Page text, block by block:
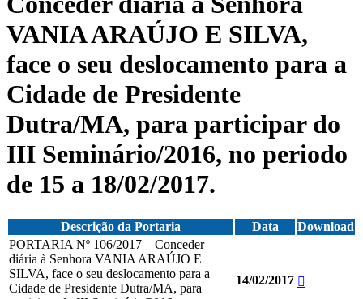
VANIA ARAÚJO E SILVA,
face o seu deslocamento para a
Cidade de Presidente
Dutra/MA, para participar do
III Seminário/2016, no periodo
de 15 a 18/02/2017.
Descrição da Portaria Data
Download
PORTARIA Nº 106/2017 – Conceder
diária à Senhora VANIA ARAÚJO E
SILVA, face o seu deslocamento para a
Cidade de Presidente Dutra/MA, para
14/02/2017